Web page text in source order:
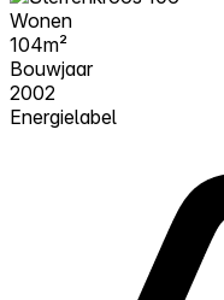
Wonen
104m²
Bouwjaar
2002
Energielabel